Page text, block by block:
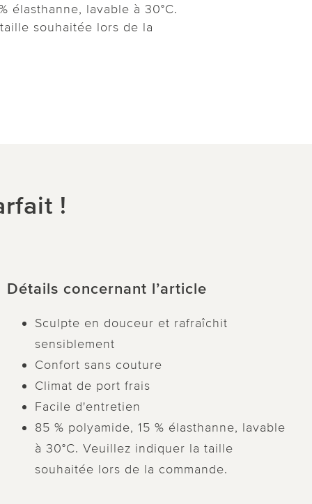
élasthanne, lavable à 30°C.
souhaitée lors de la
!
Détails concernant l’article
Sculpte en douceur et rafraîchit
sensiblement
Confort sans couture
Climat de port frais
Facile d'entretien
85 % polyamide, 15 % élasthanne, lavable
à 30°C. Veuillez indiquer la taille
souhaitée lors de la commande.